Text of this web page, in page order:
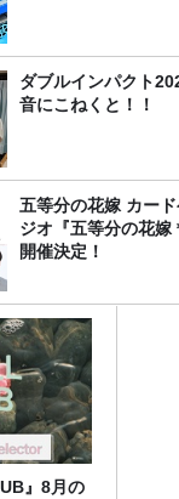
ダブルインパクト
音にこねくと！！
五等分の花嫁 カー
ジオ『五等分の花
開催決定！
』8月の